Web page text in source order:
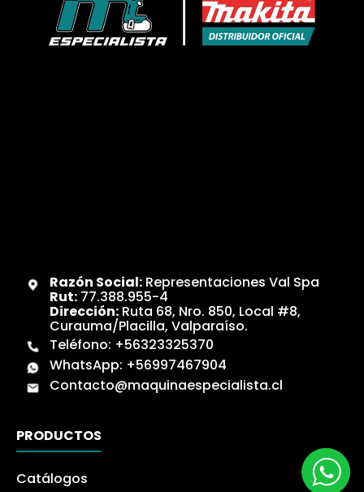
Razón Social:Representaciones Val Spa
Rut:77.388.955-4
Dirección:Ruta 68, Nro. 850, Local #8,
Curauma/Placilla, Valparaíso.
Teléfono: +56323325370
WhatsApp: +56997467904
Contacto@maquinaespecialista.cl
PRODUCTOS
Catálogos